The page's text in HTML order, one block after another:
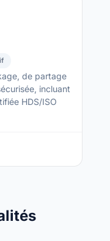
de partage
incluant
HDS/ISO